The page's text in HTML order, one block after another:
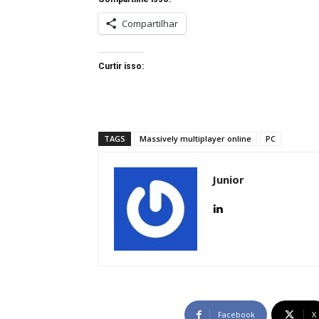
Compartilhar
Curtir isso:
TAGS Massively multiplayer online PC
Junior
Facebook X